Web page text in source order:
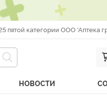
пятой категории ООО 'Аптека
НОВОСТИ